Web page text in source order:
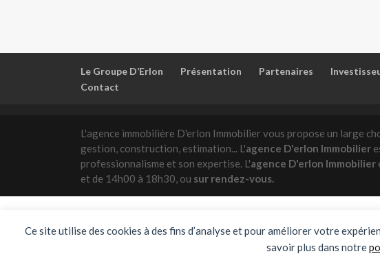
Ce site utilise des cookies à des fins d’analyse et pour améliorer votre
savoir plus dans notre
Le Groupe D’Erlon Présentation Partenaires
Contact
L'agence immobilière D'erlon Immobilier vous propose un large
gestion, construction, estimation... L'agence D'erlon Immobilier
professionnalisme et son expertise. L'agence D'erlon Immobilier
et de 14h00 à 18h30, ou sur rendez-vous.